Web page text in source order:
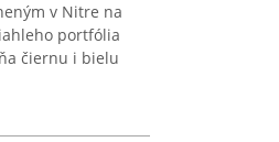
v Nitre na
portfólia
čiernu i bielu